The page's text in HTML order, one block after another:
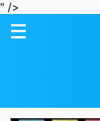
" />